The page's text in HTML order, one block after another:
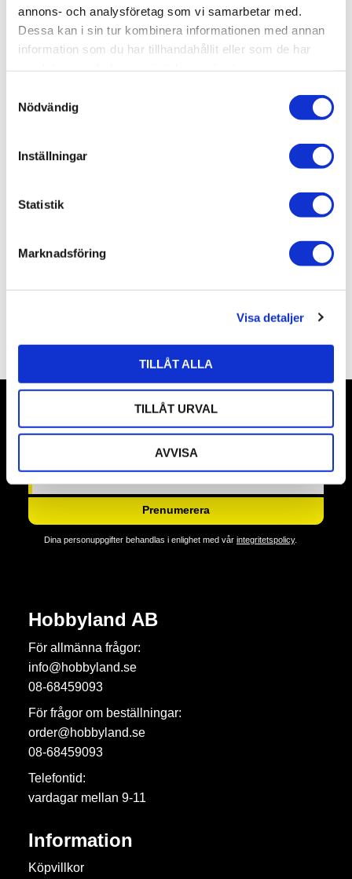
annons- och analysföretag som vi samarbetar med.
Dessa kan i sin tur kombinera informationen med annan
information som du har tillhandahållit eller som de har
Nödvändig
Inställningar
Statistik
Marknadsföring
Visa detaljer
TILLÅT ALLA
TILLÅT URVAL
AVVISA
Allmänt
autentiska rosteffekter på fordon, vagnar och metalliska
Om produkten
Egenskaper
Nyhetsbrev
Prenumerera
Dina personuppgifter behandlas i enlighet med vår integritetspolicy.
Hobbyland AB
För allmänna frågor:
info@hobbyland.se
08-68459093
För frågor om beställningar:
order@hobbyland.se
08-68459093
Telefontid:
vardagar mellan 9-11
Information
Köpvillkor